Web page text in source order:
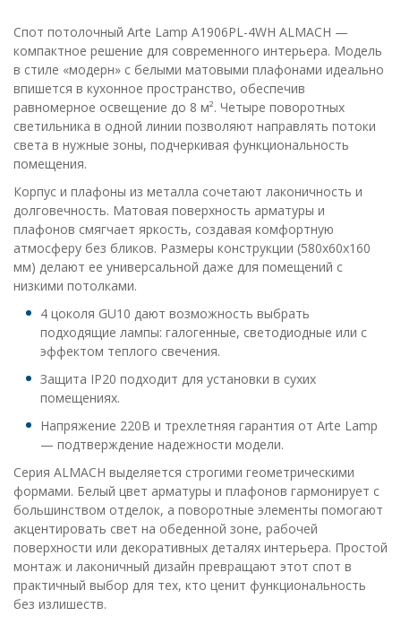
Спот потолочный Arte Lamp A1906PL-4WH ALMACH —
компактное решение для современного интерьера. Модель
в стиле «модерн» с белыми матовыми плафонами идеально
впишется в кухонное пространство, обеспечив
равномерное освещение до 8 м². Четыре поворотных
светильника в одной линии позволяют направлять потоки
света в нужные зоны, подчеркивая функциональность
помещения.
Корпус и плафоны из металла сочетают лаконичность и
долговечность. Матовая поверхность арматуры и
плафонов смягчает яркость, создавая комфортную
атмосферу без бликов. Размеры конструкции (580x60x160
мм) делают ее универсальной даже для помещений с
низкими потолками.
4 цоколя GU10 дают возможность выбрать
подходящие лампы: галогенные, светодиодные или с
эффектом теплого свечения.
Защита IP20 подходит для установки в сухих
помещениях.
Напряжение 220В и трехлетняя гарантия от Arte Lamp
— подтверждение надежности модели.
Серия ALMACH выделяется строгими геометрическими
формами. Белый цвет арматуры и плафонов гармонирует с
большинством отделок, а поворотные элементы помогают
акцентировать свет на обеденной зоне, рабочей
поверхности или декоративных деталях интерьера. Простой
монтаж и лаконичный дизайн превращают этот спот в
практичный выбор для тех, кто ценит функциональность
без излишеств.